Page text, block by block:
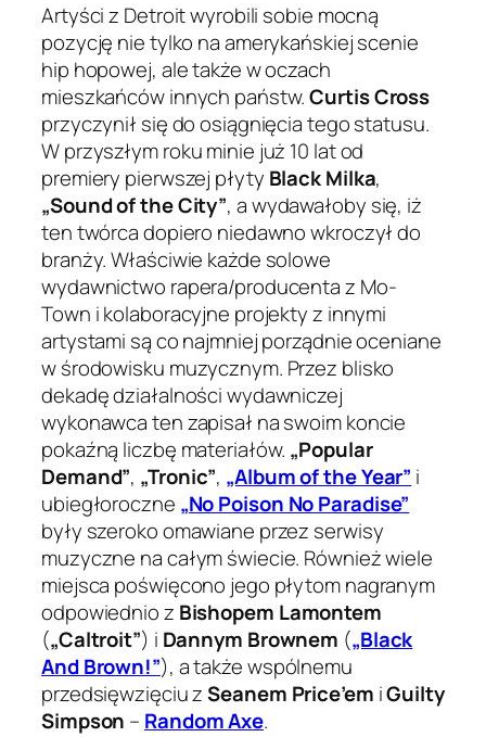
Artyści z Detroit wyrobili sobie mocną
pozycję nie tylko na amerykańskiej scenie
hip hopowej, ale także w oczach
mieszkańców innych państw.Curtis Cross
przyczynił się do osiągnięcia tego statusu.
W przyszłym roku minie już 10 lat od
premiery pierwszej płyty Black Milka,
„Sound of the City”, a wydawałoby się, iż
ten twórca dopiero niedawno wkroczył do
branży. Właściwie każde solowe
wydawnictwo rapera/producenta z Mo-
Town i kolaboracyjne projekty z innymi
artystami są co najmniej porządnie oceniane
w środowisku muzycznym. Przez blisko
dekadę działalności wydawniczej
wykonawca ten zapisał na swoim koncie
pokaźną liczbę materiałów. „Popular
Demand”, „Tronic”, „Album of the Year” i
ubiegłoroczne „No Poison No Paradise”
były szeroko omawiane przez serwisy
muzyczne na całym świecie. Również wiele
miejsca poświęcono jego płytom nagranym
odpowiednio z Bishopem Lamontem
(„Caltroit”) i Dannym Brownem („Black
And Brown!”), a także wspólnemu
przedsięwzięciu zSeanem Price’em iGuilty
Simpson – Random Axe.